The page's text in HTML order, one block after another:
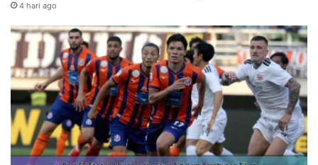
4 hari ago